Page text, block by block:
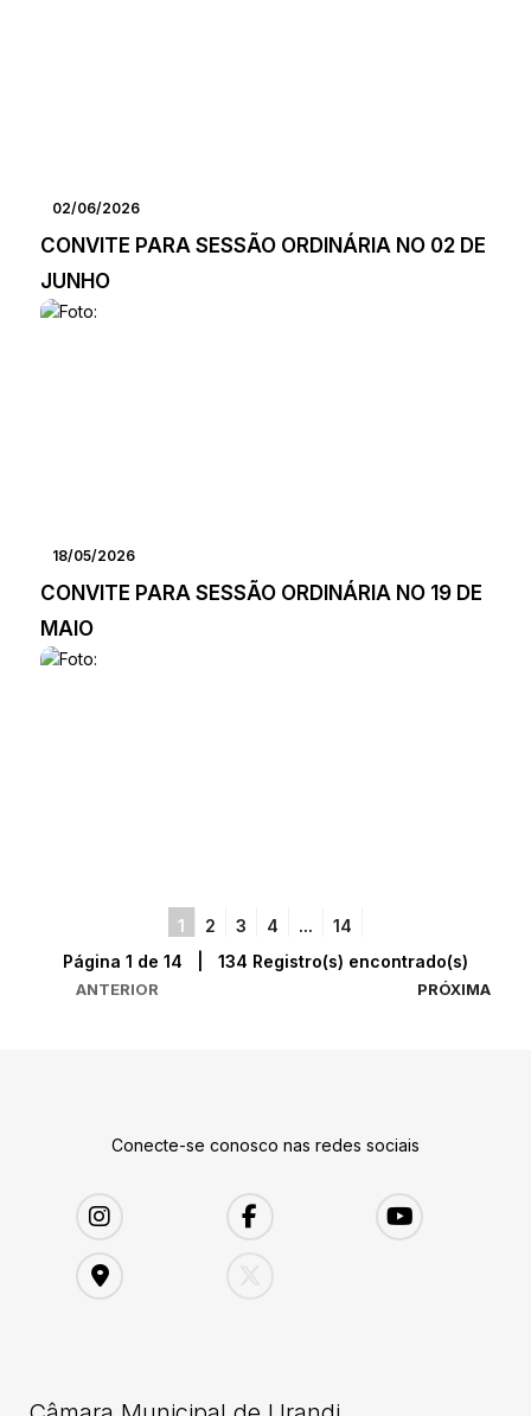
02/06/2026
CONVITE PARA SESSÃO ORDINÁRIA NO 02 DE
JUNHO
18/05/2026
CONVITE PARA SESSÃO ORDINÁRIA NO 19 DE
MAIO
1 2 3 4 ... 14
ANTERIOR
Página 1 de 14 | 134 Registro(s) encontrado(s)
PRÓXIMA
Conecte-se conosco nas redes sociais